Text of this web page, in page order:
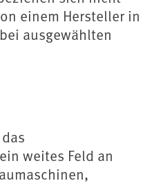
einem Hersteller in
ausgewählten
weites Feld an